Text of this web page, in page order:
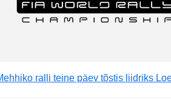
ralli teine päev tõstis liidriks